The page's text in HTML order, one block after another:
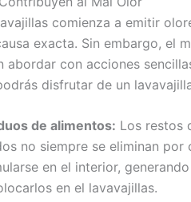
comienza a emitir
exacta. Sin embargo, el
abordar con acciones
disfrutar de un
de alimentos: Los restos
no siempre se eliminan
en el interior,
en el lavavajillas.